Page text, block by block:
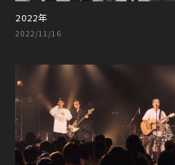
2022年
2022/11/16